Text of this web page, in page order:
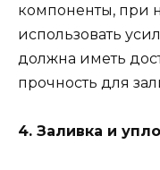
компоненты, при
использовать
должна иметь
прочность для
4. Заливка и